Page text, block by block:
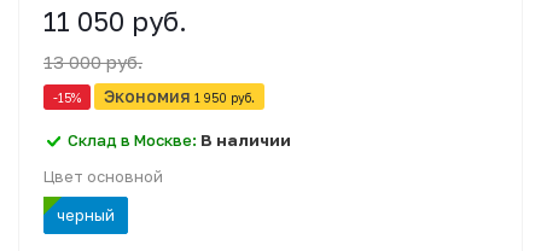
11 050 руб.
13 000 руб.
-15% Экономия 1 950 руб.
Склад в Москве: В наличии
Цвет основной
черный